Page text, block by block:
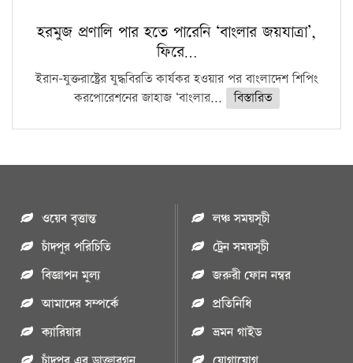
হরমুজ প্রণালি পার হতে পারেনি ‘বাংলার জয়যাত্রা’,
ফিরে…
ইরান-যুক্তরাষ্ট্রের যুদ্ধবিরতি কার্যকর হওয়ার পর বাংলাদেশ শিপিং
করপোরেশনের জাহাজ ‘বাংলার...
বিস্তারিত
ওয়েব বৃত্তান্ত
চাঁদপুর পরিচিতি
বিজ্ঞাপন মুল্য
আমাদের সম্পর্কে
ক্যারিয়ার
লঞ্চ সময়সূচী
ট্রেন সময়সূচী
জরুরী ফোন নম্বর
প্রতিনিধি
ভ্রমন গাইড